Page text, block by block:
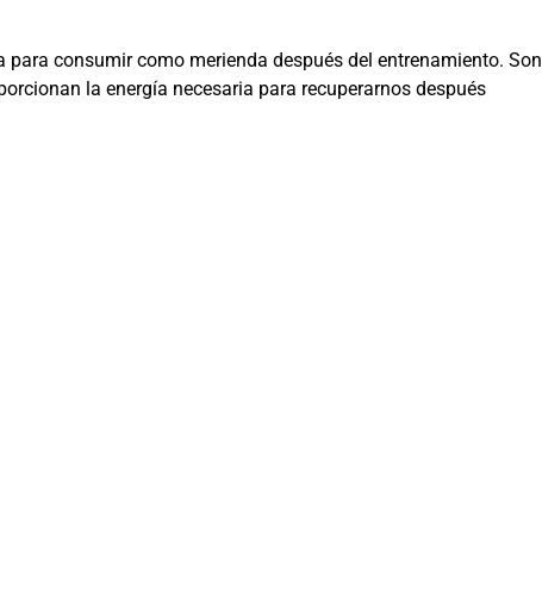
consumir como merienda después del entrenamiento. Son
la energía necesaria para recuperarnos después